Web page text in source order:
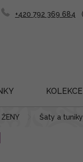
+420 792 369 684
KOLEKCE
ŽENY Šaty a tuniky